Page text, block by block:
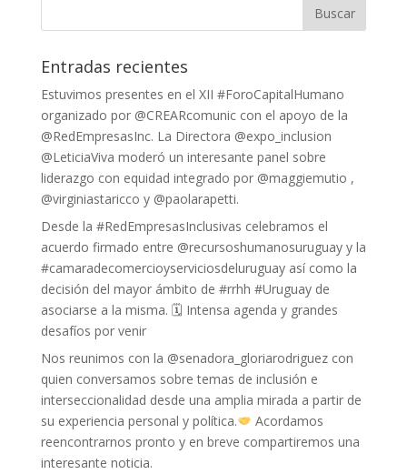
Entradas recientes
Estuvimos presentes en el XII #ForoCapitalHumano
organizado por @CREARcomunic con el apoyo de la
@RedEmpresasInc. La Directora @expo_inclusion
@LeticiaViva moderó un interesante panel sobre
liderazgo con equidad integrado por @maggiemutio ,
@virginiastaricco y @paolarapetti.
Desde la #RedEmpresasInclusivas celebramos el
acuerdo firmado entre @recursoshumanosuruguay y la
#camaradecomercioyserviciosdeluruguay así como la
decisión del mayor ámbito de #rrhh #Uruguay de
asociarse a la misma. 🗓 Intensa agenda y grandes
desafíos por venir
Nos reunimos con la @senadora_gloriarodriguez con
quien conversamos sobre temas de inclusión e
interseccionalidad desde una amplia mirada a partir de
su experiencia personal y política.
Acordamos
reencontrarnos pronto y en breve compartiremos una
interesante noticia.